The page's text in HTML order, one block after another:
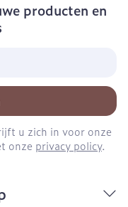
producten en
u zich in voor onze
onze privacy policy.